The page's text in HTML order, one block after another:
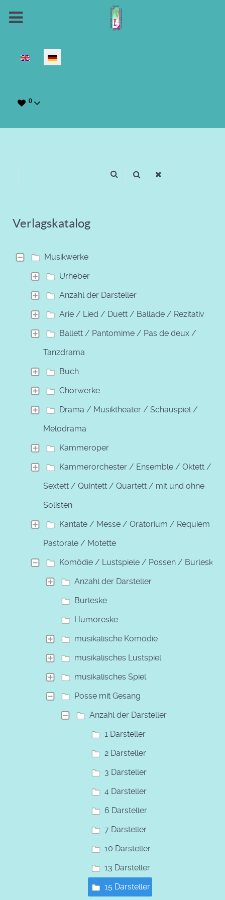
Sprache auswählen
0
Verlagskatalog
Musikwerke
Urheber
Anzahl der Darsteller
Arie / Lied / Duett / Ballade / Rezitativ
Ballett / Pantomime / Pas de deux /
Tanzdrama
Buch
Chorwerke
Drama / Musiktheater / Schauspiel /
Melodrama
Kammeroper
Kammerorchester / Ensemble / Oktett /
Sextett / Quintett / Quartett / mit und ohne
Solisten
Kantate / Messe / Oratorium / Requiem /
Pastorale / Motette
Komödie / Lustspiele / Possen / Burleske
Anzahl der Darsteller
Burleske
Humoreske
musikalische Komödie
musikalisches Lustspiel
musikalisches Spiel
Posse mit Gesang
Anzahl der Darsteller
1 Darsteller
2 Darsteller
3 Darsteller
4 Darsteller
6 Darsteller
7 Darsteller
10 Darsteller
13 Darsteller
15 Darsteller